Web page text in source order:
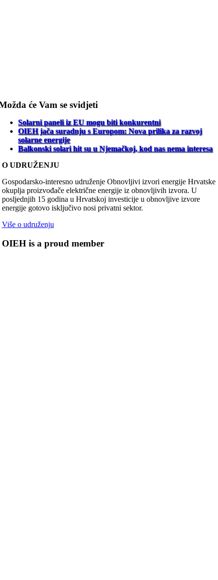
će Vam se svidjeti
Solarni paneli iz EU mogu biti konkurentni
OIEH jača suradnju s Europom: Nova prilika za razvoj
solarne energije
Balkonski solari hit su u Njemačkoj, kod nas nema interesa
O UDRUŽENJU
Gospodarsko-interesno udruženje Obnovljivi izvori energije Hrvatske
okuplja proizvođače električne energije iz obnovljivih izvora. U
posljednjih 15 godina u Hrvatskoj investicije u obnovljive izvore
energije gotovo isključivo nosi privatni sektor.
Više o udruženju
OIEH is a proud member